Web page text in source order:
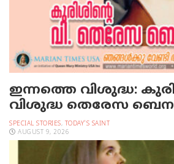
ഇന്നത്തെ വിശുദ്ധ:
വിശുദ്ധ തെരേസ
SPECIAL STORIES, TODAY'S SAINT
AUGUST 9, 2026